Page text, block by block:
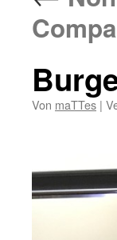
Von maTTes |